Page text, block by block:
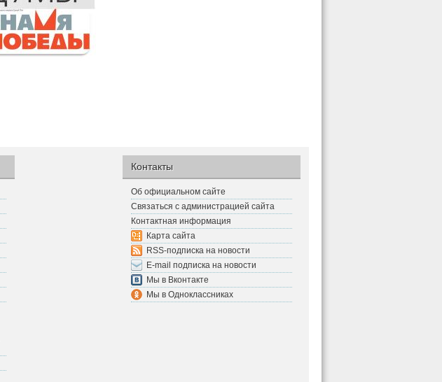
Контакты
Об официальном сайте
Связаться с администрацией сайта
Контактная информация
Карта сайта
RSS-подписка на новости
E-mail подписка на новости
Мы в Вконтакте
Мы в Одноклассниках